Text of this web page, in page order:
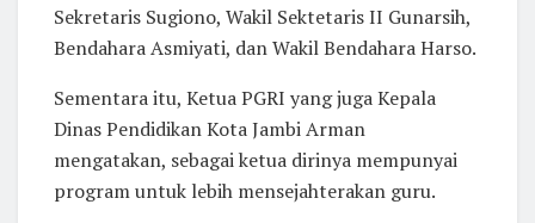
Sekretaris Sugiono, Wakil Sektetaris II Gunarsih,
Bendahara Asmiyati, dan Wakil Bendahara Harso.
Sementara itu, Ketua PGRI yang juga Kepala
Dinas Pendidikan Kota Jambi Arman
mengatakan, sebagai ketua dirinya mempunyai
program untuk lebih mensejahterakan guru.